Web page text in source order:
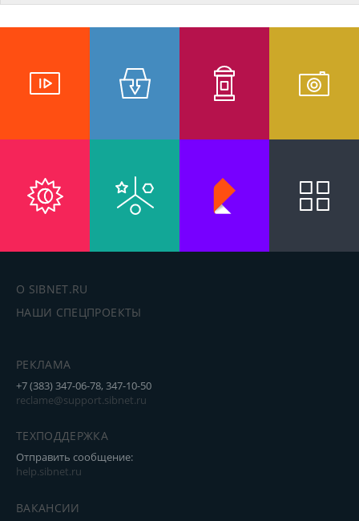
О SIBNET.RU
НАШИ СПЕЦПРОЕКТЫ
РЕКЛАМА
+7 (383) 347-06-78, 347-10-50
reclame@support.sibnet.ru
ТЕХПОДДЕРЖКА
Отправить сообщение:
help.sibnet.ru
ВАКАНСИИ